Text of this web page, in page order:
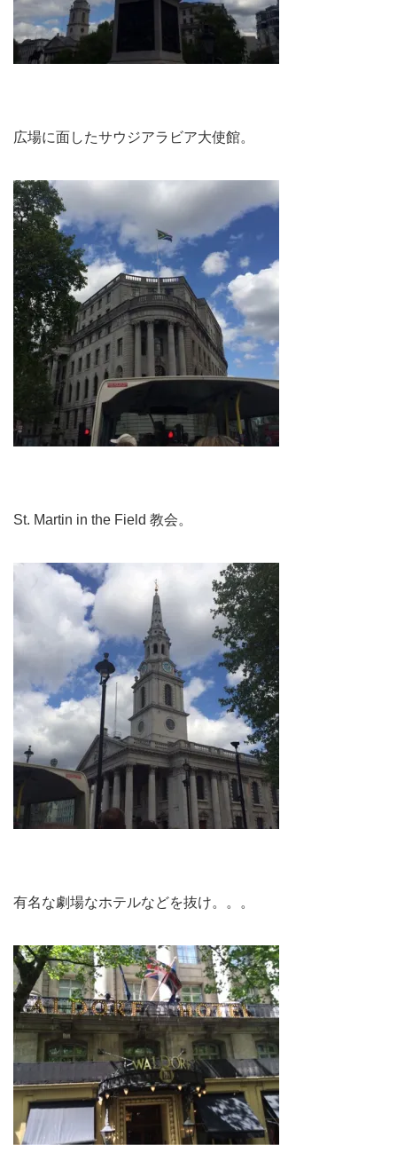
広場に面したサウジアラビア大使館。
St. Martin in the Field 教会。
有名な劇場なホテルなどを抜け。。。